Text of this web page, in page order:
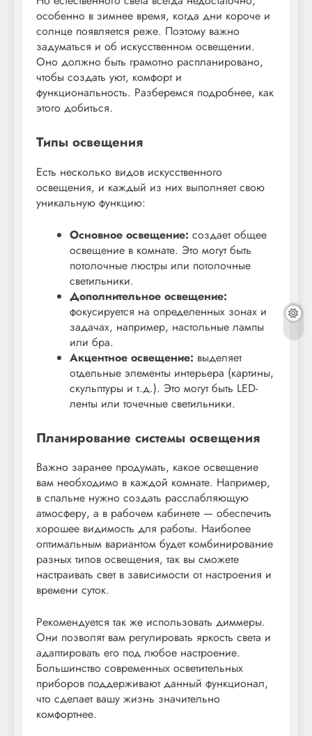
особенно в зимнее время, когда дни короче и
солнце появляется реже. Поэтому важно
задуматься и об искусственном освещении.
Оно должно быть грамотно распланировано,
чтобы создать уют, комфорт и
функциональность. Разберемся подробнее, как
этого добиться.
Типы освещения
Есть несколько видов искусственного
освещения, и каждый из них выполняет свою
уникальную функцию:
Основное освещение: создает общее
освещение в комнате. Это могут быть
потолочные люстры или потолочные
светильники.
Дополнительное освещение:
фокусируется на определенных зонах и
задачах, например, настольные лампы
или бра.
Акцентное освещение: выделяет
отдельные элементы интерьера (картины,
скульптуры и т.д.). Это могут быть LED-
ленты или точечные светильники.
Планирование системы освещения
Важно заранее продумать, какое освещение
вам необходимо в каждой комнате. Например,
в спальне нужно создать расслабляющую
атмосферу, а в рабочем кабинете — обеспечить
хорошее видимость для работы. Наиболее
оптимальным вариантом будет комбинирование
разных типов освещения, так вы сможете
настраивать свет в зависимости от настроения и
времени суток.
Рекомендуется так же использовать диммеры.
Они позволят вам регулировать яркость света и
адаптировать его под любое настроение.
Большинство современных осветительных
приборов поддерживают данный функционал,
что сделает вашу жизнь значительно
комфортнее.